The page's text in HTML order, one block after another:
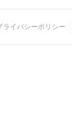
ライバシーポリシー